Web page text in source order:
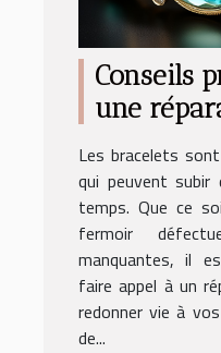
Conseils
une
votre
Les bracelets
qui peuvent
temps. Que ce
fermoir
manquantes, il
faire appel à un
redonner vie à
de...